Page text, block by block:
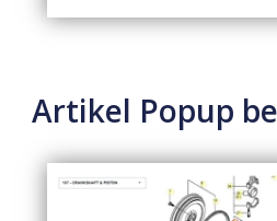
Artikel Popup